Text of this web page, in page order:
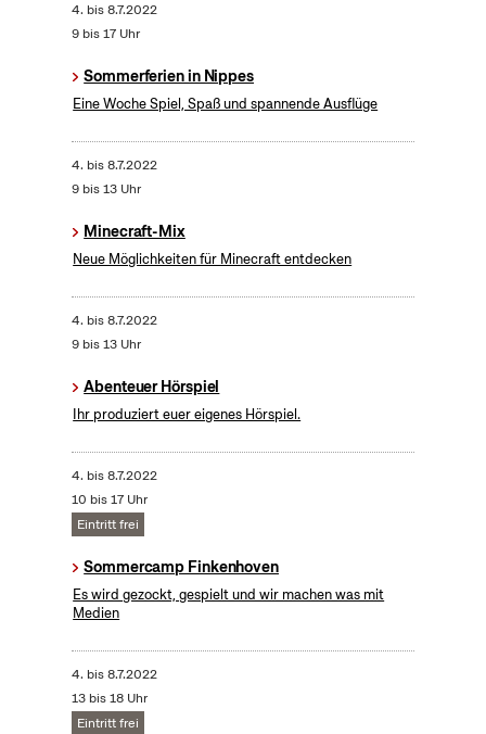
4. bis8.7.2022
9 bis 17 Uhr
Sommerferien in Nippes
Eine Woche Spiel, Spaß und spannende Ausflüge
4. bis8.7.2022
9 bis 13 Uhr
Minecraft-Mix
Neue Möglichkeiten für Minecraft entdecken
4. bis8.7.2022
9 bis 13 Uhr
Abenteuer Hörspiel
Ihr produziert euer eigenes Hörspiel.
4. bis8.7.2022
10 bis 17 Uhr
Eintritt frei
Sommercamp Finkenhoven
Es wird gezockt, gespielt und wir machen was mit
Medien
4. bis8.7.2022
13 bis 18 Uhr
Eintritt frei